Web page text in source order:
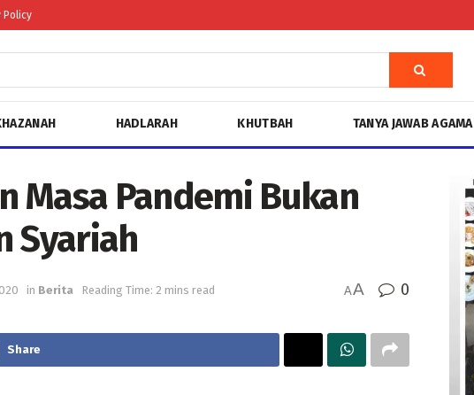
Policy
HADLARAH KHUTBAH TANYA JAWAB AGAMA
Masa Pandemi Bukan
Syariah
in Berita Reading Time: 2 mins read AA 0
Share